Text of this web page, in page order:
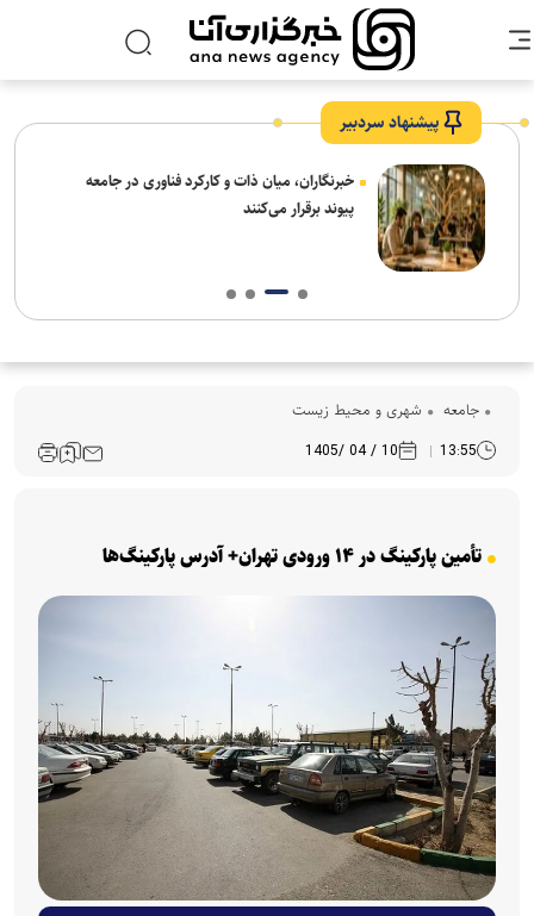
پیشنهاد سردبیر
خبرنگاران، میان ذات و کارکرد فناوری در جامعه
پیوند برقرار می‌کنند
جامعه شهری و محیط زیست
13:55
10 / 04 /1405
تأمین پارکینگ در ۱۴ ورودی تهران+ آدرس پارکینگ‌ها